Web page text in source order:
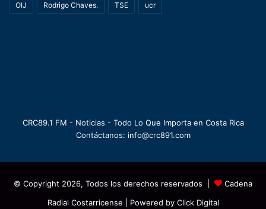
OIJ Rodrigo Chaves. TSE ucr
CRC89.1 FM - Noticias - Todo Lo Que Importa en Costa Rica
Contáctanos: info@crc891.com
© Copyright 2026, Todos los derechos reservados |
Cadena
Radial Costarricense | Powered by Click Digital